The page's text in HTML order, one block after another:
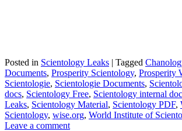
Posted in Scientology Leaks | Tagged
Documents, Prosperity Scientology, Prosperity
Scientologie, Scientologie Documents,
docs, Scientology Free, Scientology internal
Leaks, Scientology Material, Scientology PDF,
Scientology, wise.org, World Institute of
Leave a comment